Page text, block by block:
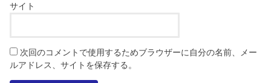
サイト
次回のコメントで使用するためブラウザーに自分の名前、メー
ルアドレス、サイトを保存する。